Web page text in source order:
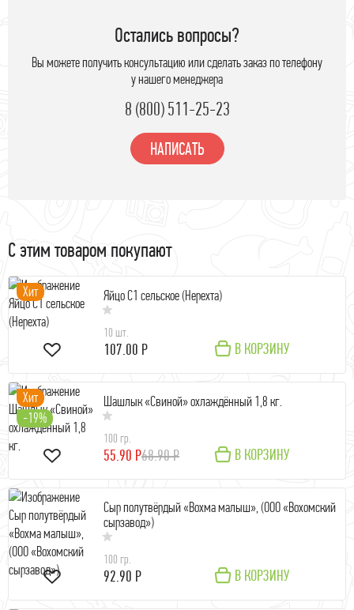
Остались вопросы?
Вы можете получить консультацию или сделать заказ по телефону
у нашего менеджера
8 (800) 511-25-23
НАПИСАТЬ
С этим товаром покупают
Хит Яйцо С1 сельское (Нерехта)
10 шт.
107.00 Р В КОРЗИНУ
Хит
-19%
Шашлык «Свиной» охлаждённый 1,8 кг.
100 гр.
55.90 Р68.90 Р В КОРЗИНУ
Сыр полутвёрдый «Вохма малыш», (ООО «Вохомский
сырзавод»)
100 гр.
92.90 Р В КОРЗИНУ